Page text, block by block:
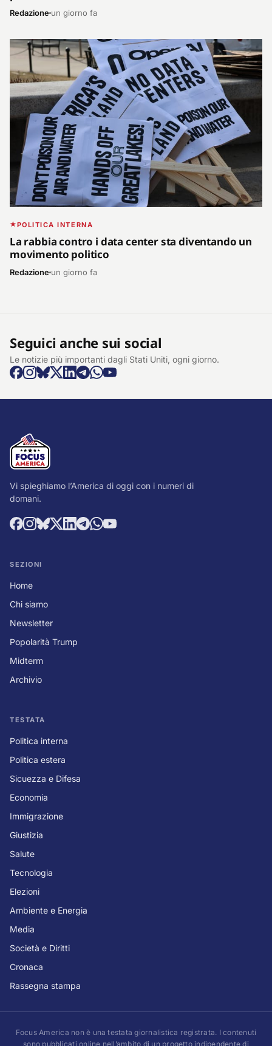
Redazione un giorno fa
POLITICA INTERNA
La rabbia contro i data center sta diventando un
movimento politico
Redazione un giorno fa
Seguici anche sui social
Le notizie più importanti dagli Stati Uniti, ogni giorno.
Vi spieghiamo l’America di oggi con i numeri di
domani.
SEZIONI
Home
Chi siamo
Newsletter
Popolarità Trump
Midterm
Archivio
TESTATA
Politica interna
Politica estera
Sicuezza e Difesa
Economia
Immigrazione
Giustizia
Salute
Tecnologia
Elezioni
Ambiente e Energia
Media
Società e Diritti
Cronaca
Rassegna stampa
Focus America non è una testata giornalistica registrata. I contenuti
sono pubblicati online nell’ambito di un progetto indipendente di